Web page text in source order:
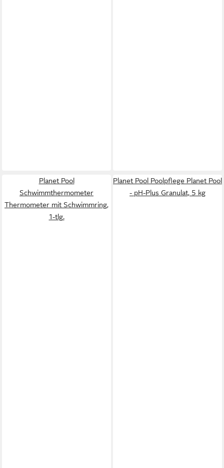
Planet Pool
Schwimmthermometer
Thermometer mit Schwimmring,
1-tlg.
Planet Pool Poolpflege Planet Pool
- pH-Plus Granulat, 5 kg